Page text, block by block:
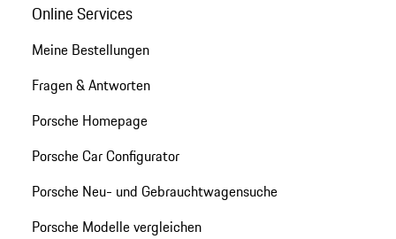
Online Services
Meine Bestellungen
Fragen & Antworten
Porsche Homepage
Porsche Car Configurator
Porsche Neu- und Gebrauchtwagensuche
Porsche Modelle vergleichen